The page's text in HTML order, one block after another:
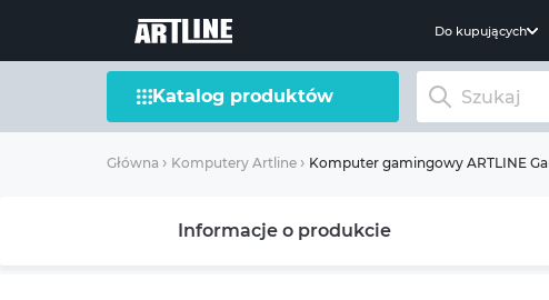
Do kupujących
Katalog produktów
Główna Komputery Artline Komputer gamingowy ARTLINE
Informacje o produkcie